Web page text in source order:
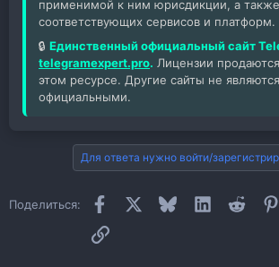
применимой к ним юрисдикции, а
соответствующих сервисов и платформ.
🔒 Единственный официальный сайт
telegramexpert.pro. Лицензии
этом ресурсе. Другие сайты не являются
официальными.
Для ответа нужно войти/
Поделиться: Facebook Bluesky LinkedInReddit
Ссылка